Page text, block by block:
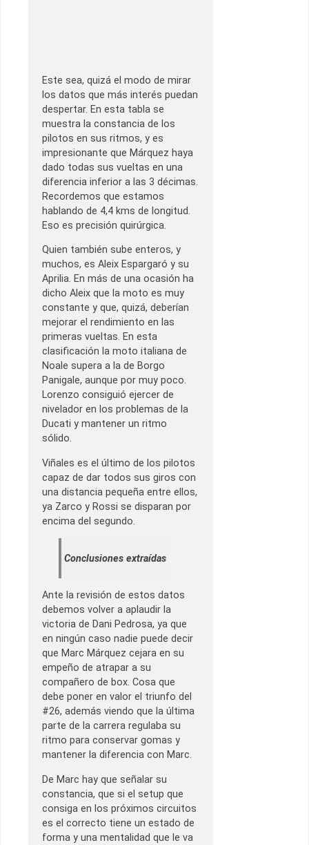
Este sea, quizá el modo de mirar
los datos que más interés puedan
despertar. En esta tabla se
muestra la constancia de los
pilotos en sus ritmos, y es
impresionante que Márquez haya
dado todas sus vueltas en una
diferencia inferior a las 3 décimas.
Recordemos que estamos
hablando de 4,4 kms de longitud.
Eso es precisión quirúrgica.
Quien también sube enteros, y
muchos, es Aleix Espargaró y su
Aprilia. En más de una ocasión ha
dicho Aleix que la moto es muy
constante y que, quizá, deberían
mejorar el rendimiento en las
primeras vueltas. En esta
clasificación la moto italiana de
Noale supera a la de Borgo
Panigale, aunque por muy poco.
Lorenzo consiguió ejercer de
nivelador en los problemas de la
Ducati y mantener un ritmo
sólido.
Viñales es el último de los pilotos
capaz de dar todos sus giros con
una distancia pequeña entre ellos,
ya Zarco y Rossi se disparan por
encima del segundo.
Conclusiones extraídas
Ante la revisión de estos datos
debemos volver a aplaudir la
victoria de Dani Pedrosa, ya que
en ningún caso nadie puede decir
que Marc Márquez cejara en su
empeño de atrapar a su
compañero de box. Cosa que
debe poner en valor el triunfo del
#26, además viendo que la última
parte de la carrera regulaba su
ritmo para conservar gomas y
mantener la diferencia con Marc.
De Marc hay que señalar su
constancia, que si el setup que
consiga en los próximos circuitos
es el correcto tiene un estado de
forma y una mentalidad que le va